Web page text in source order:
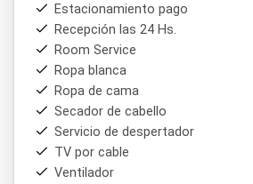
Estacionamiento pago
Recepción las 24 Hs.
Room Service
Ropa blanca
Ropa de cama
Secador de cabello
Servicio de despertador
TV por cable
Ventilador